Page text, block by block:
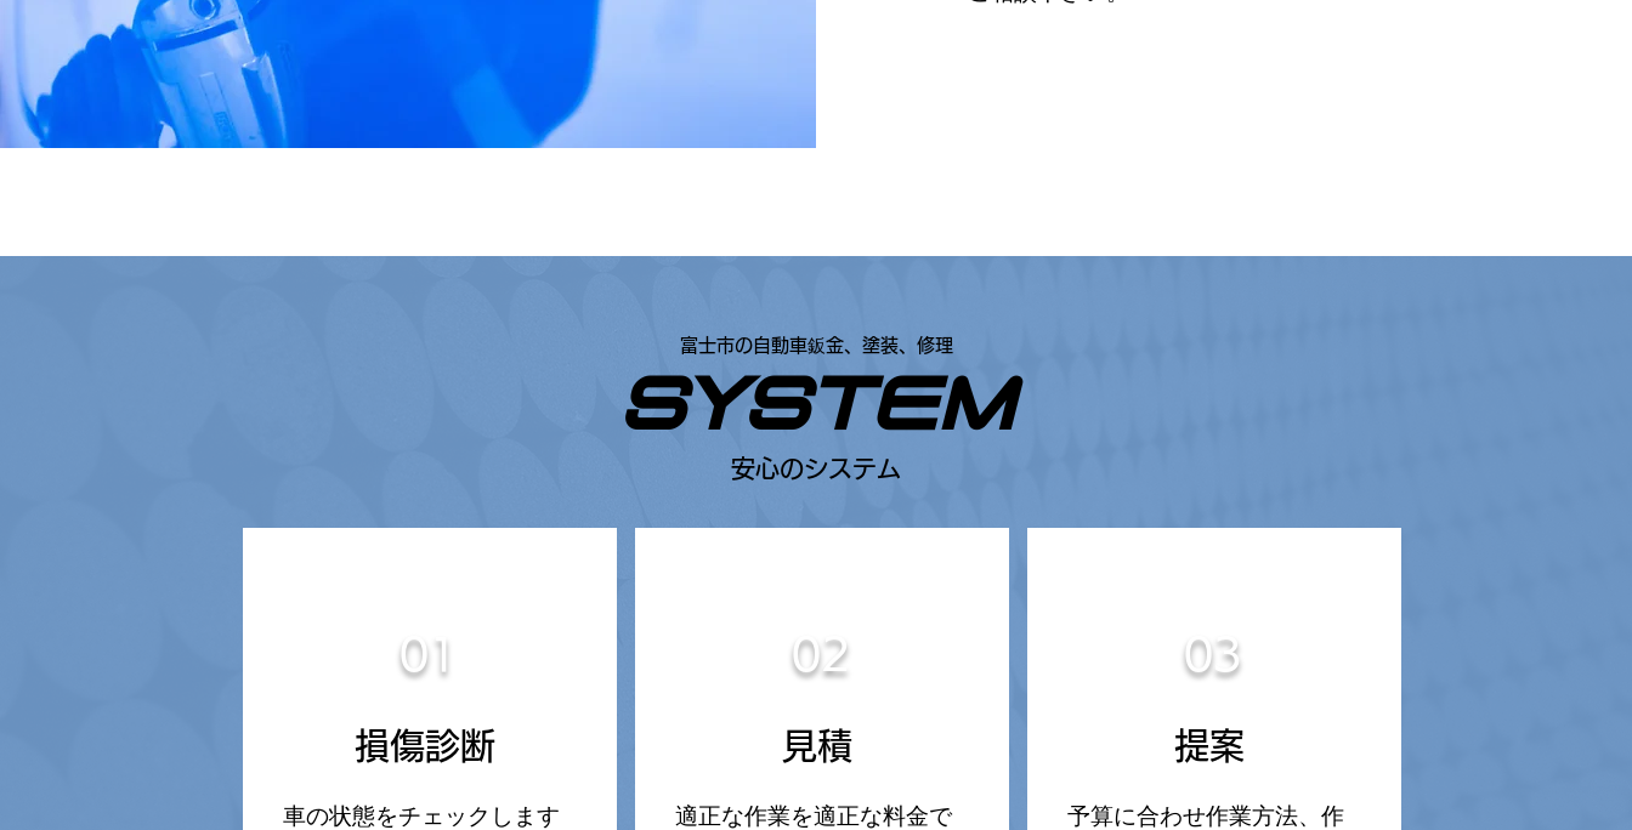
富士市の自動車鈑金、塗装、修理
SYSTEM
安心のシステム
01
損傷診断
車の状態をチェックします
02
見積
適正な作業を適正な料金で
03
提案
予算に合わせ作業方法、作